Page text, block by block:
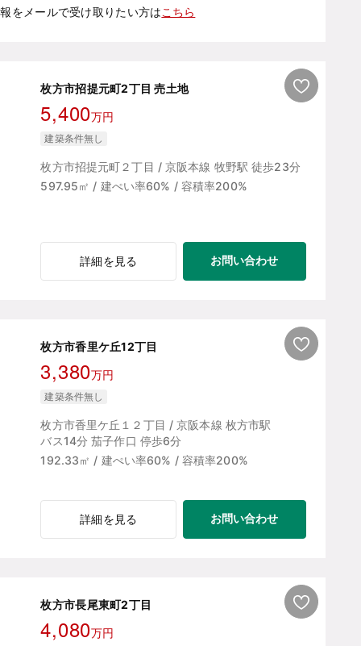
をメールで受け取りたい方はこちら
枚方市招提元町2丁目 売土地
5,400万円
建築条件無し
枚方市招提元町２丁目 / 京阪本線 牧野駅 徒歩23分
597.95㎡ / 建ぺい率60% / 容積率200%
詳細を見る お問い合わせ
枚方市香里ケ丘12丁目
3,380万円
建築条件無し
枚方市香里ケ丘１２丁目 / 京阪本線 枚方市駅
バス14分 茄子作口 停歩6分
192.33㎡ / 建ぺい率60% / 容積率200%
詳細を見る お問い合わせ
枚方市長尾東町2丁目
4,080万円